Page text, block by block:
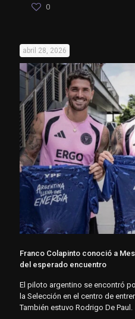
0
abril 28, 2026
Franco Colapinto conoció a
del esperado encuentro
El piloto argentino se encontró
la Selección en el centro de
También estuvo Rodrigo De Paul.